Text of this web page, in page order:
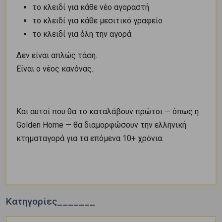
το κλειδί για κάθε νέο αγοραστή
το κλειδί για κάθε μεσιτικό γραφείο
το κλειδί για όλη την αγορά
Δεν είναι απλώς τάση.
Είναι ο νέος κανόνας.
Και αυτοί που θα το καταλάβουν πρώτοι — όπως η
Golden Home — θα διαμορφώσουν την ελληνική
κτηματαγορά για τα επόμενα 10+ χρόνια.
Κατηγορίες_______